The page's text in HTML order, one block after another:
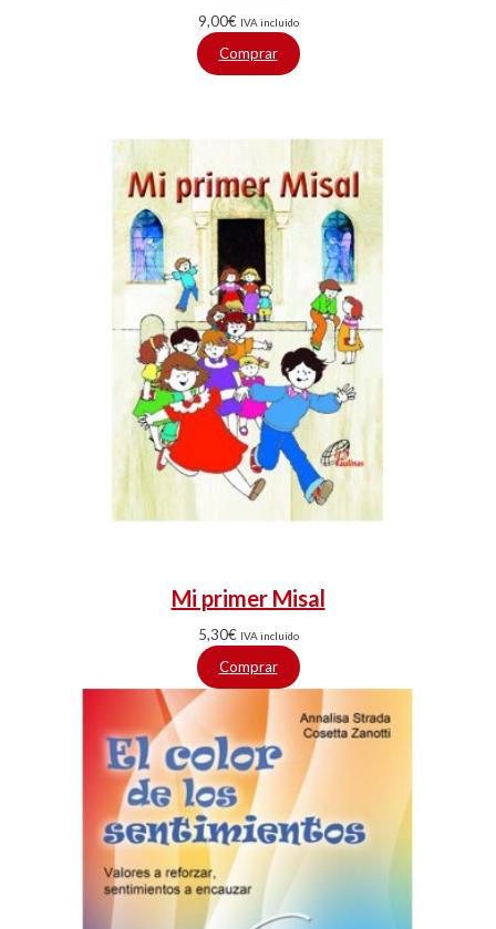
9,00€ IVA incluido
Comprar
Mi primer Misal
5,30€ IVA incluido
Comprar